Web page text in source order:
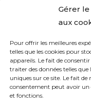
Gérer
aux
Pour offrir les meilleures
telles que les cookies pour
appareils. Le fait de
traiter des données telles
uniques sur ce site. Le fait
consentement peut avoir un
et fonctions.